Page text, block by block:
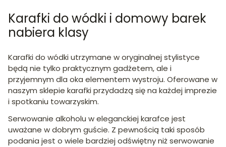
Karafki do wódki i domowy barek
nabiera klasy
Karafki do wódki utrzymane w oryginalnej stylistyce
będą nie tylko praktycznym gadżetem, ale i
przyjemnym dla oka elementem wystroju. Oferowane w
naszym sklepie karafki przydadzą się na każdej imprezie
i spotkaniu towarzyskim.
Serwowanie alkoholu w eleganckiej karafce jest
uważane w dobrym guście. Z pewnością taki sposób
podania jest o wiele bardziej odświętny niż serwowanie